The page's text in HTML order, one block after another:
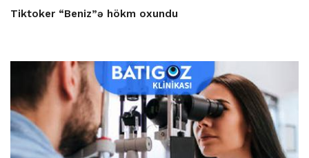
Tiktoker “Beniz”ə hökm oxundu